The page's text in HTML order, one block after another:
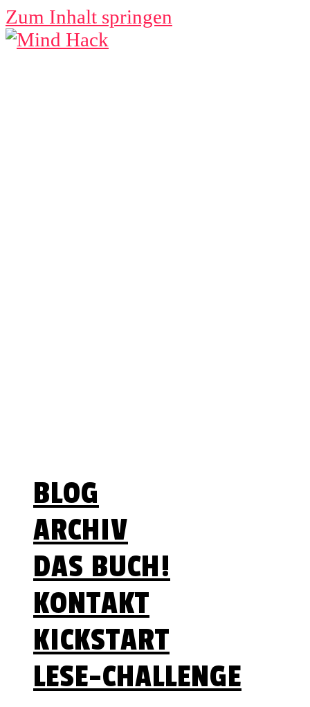
Zum Inhalt springen
BLOG
ARCHIV
DAS BUCH!
KONTAKT
KICKSTART
LESE-CHALLENGE